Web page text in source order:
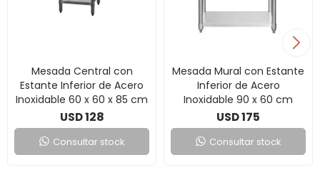
Mesada Central con
Estante Inferior de Acero
Inoxidable 60 x 60 x 85 cm
USD128
Consultar stock
Mesada Mural con Estante
Inferior de Acero
Inoxidable 90 x 60 cm
USD175
Consultar stock